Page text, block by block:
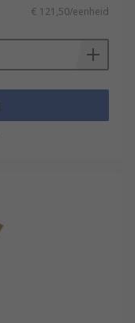
€ 121,50/eenheid